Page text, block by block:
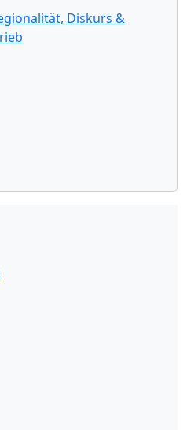
Diskurs &